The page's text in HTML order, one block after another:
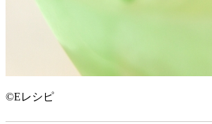
©Eレシピ